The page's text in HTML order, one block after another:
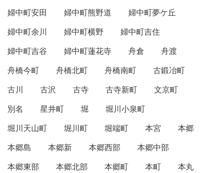
婦中町安田
婦中町熊野道
婦中町夢ケ丘
婦中町余川
婦中町横野
婦中町吉住
婦中町吉谷
婦中町蓮花寺 舟倉
舟渡
舟橋今町
舟橋北町 舟橋南町
古鍛冶町
古川
古沢 古寺 古寺新町
文京町
別名
星井町 堀
堀川小泉町
堀川天山町
堀川町 堀端町 本宮
本郷
本郷島
本郷新 本郷西部
本郷中部
本郷東部
本郷北部 本郷町 本町
本丸